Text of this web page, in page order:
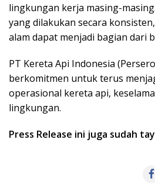
lingkungan kerja masing-
yang dilakukan secara
alam dapat menjadi bagian dari
PT Kereta Api Indonesia
berkomitmen untuk terus
operasional kereta api,
lingkungan.
Press Release ini juga sudah